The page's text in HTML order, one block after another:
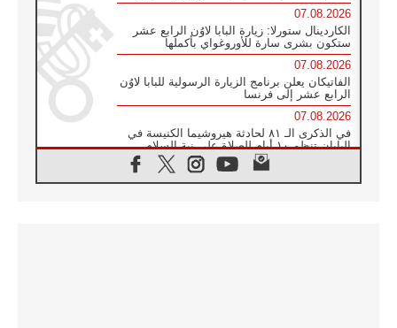
07.08.2026
الكاردينال ستورلا: زيارة البابا لاوُن الرابع عشر
ستكون بشرى سارة للأوروغواي بأكملها
07.08.2026
الفاتيكان يعلن برنامج الزيارة الرسولية للبابا لاوُن
الرابع عشر إلى فرنسا
07.08.2026
في الذكرى الـ ٨١ لحادثة هيروشيما الكنيسة في
اليابان تنظم ١٠ أيام للصلاة على نية السلام
الكنيسة في الأوروغواي: زيارة البابا ستعزز